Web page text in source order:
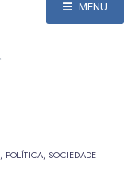
MENU
, POLÍTICA, SOCIEDADE